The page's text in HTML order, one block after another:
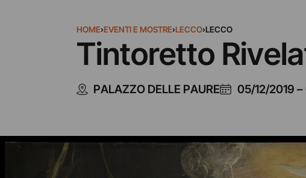
HOME›EVENTI E MOSTRE›LECCO›LECCO
Tintoretto
PALAZZO DELLE PAURE 05/12/2019 –